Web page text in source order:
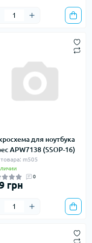
для ноутбука
APW7138 (SSOP-16)
m505
0
грн